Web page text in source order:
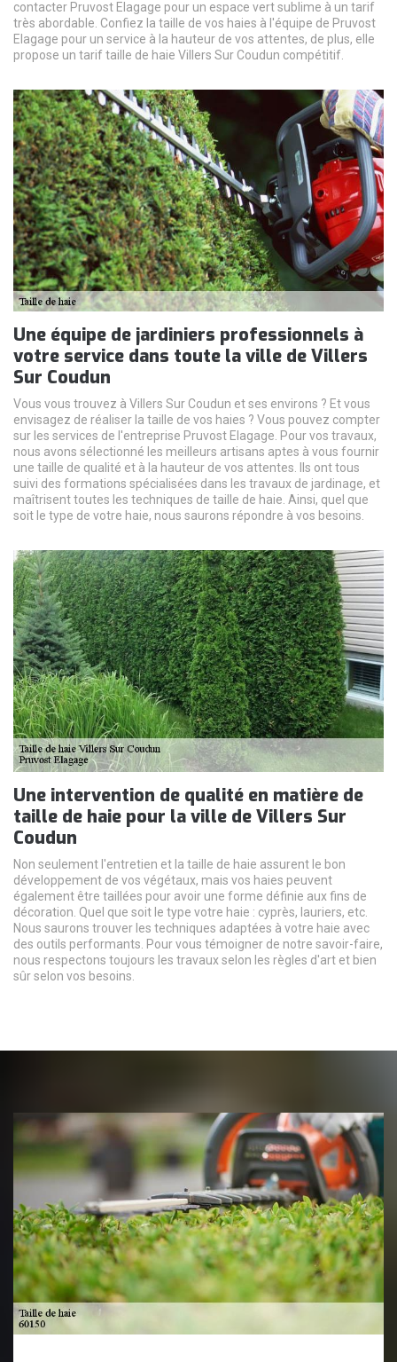
contacter Pruvost Elagage pour un espace vert sublime à un tarif
très abordable. Confiez la taille de vos haies à l'équipe de Pruvost
Elagage pour un service à la hauteur de vos attentes, de plus, elle
propose un tarif taille de haie Villers Sur Coudun compétitif.
Une équipe de jardiniers professionnels à
votre service dans toute la ville de Villers
Sur Coudun
Vous vous trouvez à Villers Sur Coudun et ses environs ? Et vous
envisagez de réaliser la taille de vos haies ? Vous pouvez compter
sur les services de l'entreprise Pruvost Elagage. Pour vos travaux,
nous avons sélectionné les meilleurs artisans aptes à vous fournir
une taille de qualité et à la hauteur de vos attentes. Ils ont tous
suivi des formations spécialisées dans les travaux de jardinage, et
maîtrisent toutes les techniques de taille de haie. Ainsi, quel que
soit le type de votre haie, nous saurons répondre à vos besoins.
Une intervention de qualité en matière de
taille de haie pour la ville de Villers Sur
Coudun
Non seulement l'entretien et la taille de haie assurent le bon
développement de vos végétaux, mais vos haies peuvent
également être taillées pour avoir une forme définie aux fins de
décoration. Quel que soit le type votre haie : cyprès, lauriers, etc.
Nous saurons trouver les techniques adaptées à votre haie avec
des outils performants. Pour vous témoigner de notre savoir-faire,
nous respectons toujours les travaux selon les règles d'art et bien
sûr selon vos besoins.